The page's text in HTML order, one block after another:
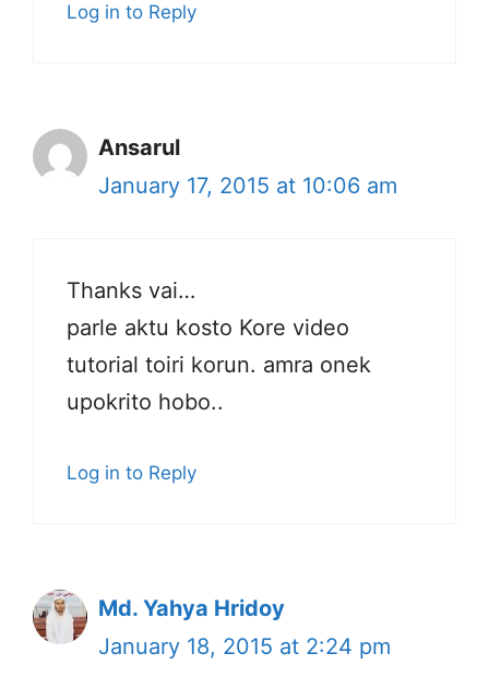
Log in to Reply
Ansarul
January 17, 2015 at 10:06 am
Thanks vai…
parle aktu kosto Kore video
tutorial toiri korun. amra onek
upokrito hobo..
Log in to Reply
Md. Yahya Hridoy
January 18, 2015 at 2:24 pm